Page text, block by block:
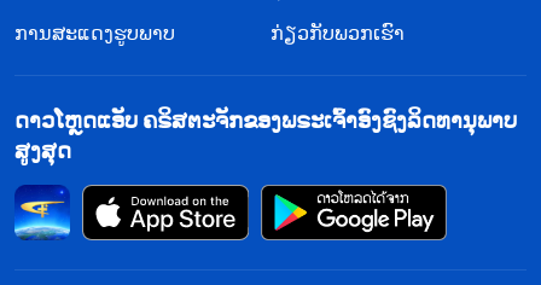
ການສະແດງຮູບພາບ
ກ່ຽວກັບພວກເຮົາ
ດາວໂຫຼດແອັບ ຄຣິສຕະຈັກຂອງພຣະເຈົ້າອົງຊົງລິດທານຸພາບ
ສູງສຸດ